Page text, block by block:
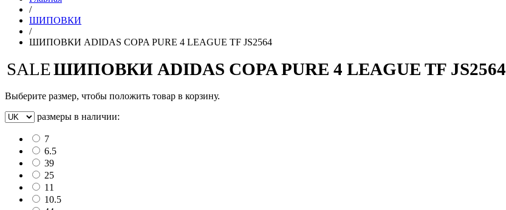
/
ШИПОВКИ
/
ШИПОВКИ ADIDAS COPA PURE 4 LEAGUE TF JS2564
SALEШИПОВКИ ADIDAS COPA PURE 4 LEAGUE TF JS2564
Выберите размер, чтобы положить товар в корзину.
размеры в наличии:
7
6.5
39
25
11
10.5